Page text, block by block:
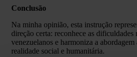
Conclusão
Na minha opinião, esta instrução
direção certa: reconhece as dificuldades
venezuelanos e harmoniza a
realidade social e humanitária.